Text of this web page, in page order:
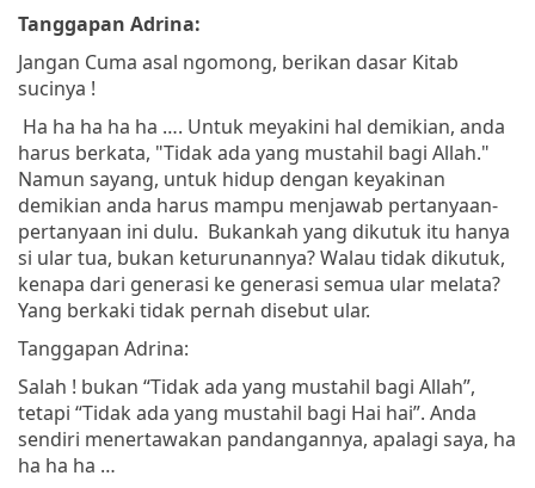
Tanggapan Adrina:
Jangan Cuma asal ngomong, berikan dasar Kitab
sucinya !
Ha ha ha ha ha …. Untuk meyakini hal demikian, anda
harus berkata, "Tidak ada yang mustahil bagi Allah."
Namun sayang, untuk hidup dengan keyakinan
demikian anda harus mampu menjawab pertanyaan-
pertanyaan ini dulu. Bukankah yang dikutuk itu hanya
si ular tua, bukan keturunannya? Walau tidak dikutuk,
kenapa dari generasi ke generasi semua ular melata?
Yang berkaki tidak pernah disebut ular.
Tanggapan Adrina:
Salah ! bukan “Tidak ada yang mustahil bagi Allah”,
tetapi “Tidak ada yang mustahil bagi Hai hai”. Anda
sendiri menertawakan pandangannya, apalagi saya, ha
ha ha ha …